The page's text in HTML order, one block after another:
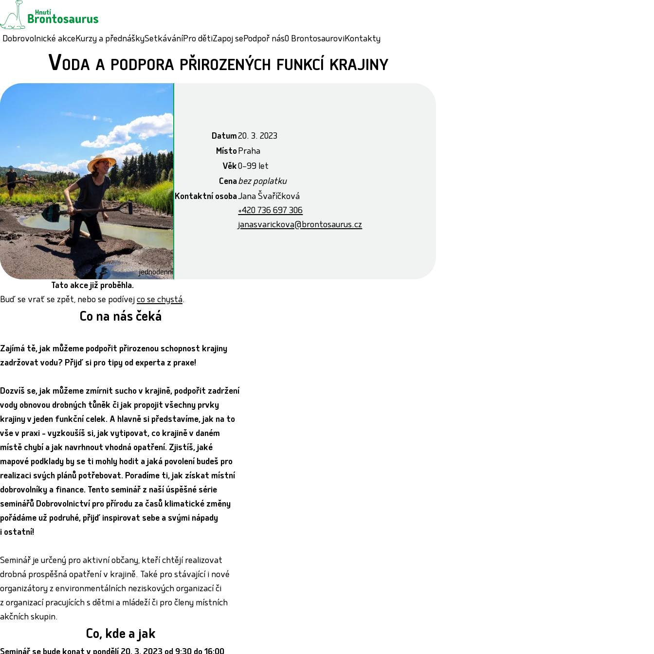
Dobrovolnické akceKurzy a přednáškySetkáváníPro dětiZapoj sePodpoř násO BrontosauroviKontakty
Voda a podpora přirozených funkcí krajiny
jednodenní
Datum20. 3. 2023
MístoPraha
Věk0–99 let
Cenabez poplatku
Kontaktní osobaJana Švaříčková
+420 736 697 306
janasvarickova@brontosaurus.cz
Tato akce již proběhla.
Buď se vrať se zpět, nebo se podívejco se chystá.
Co na nás čeká
Zajímá tě, jak můžeme podpořit přirozenou schopnost krajiny
zadržovat vodu? Přijď si pro tipy od experta z praxe!
Dozvíš se, jak můžeme zmírnit sucho v krajině, podpořit zadržení
vody obnovou drobných tůněk či jak propojit všechny prvky
krajiny v jeden funkční celek. A hlavně si představíme, jak na to
vše v praxi - vyzkoušíš si, jak vytipovat, co krajině v daném
místě chybí a jak navrhnout vhodná opatření. Zjistíš, jaké
mapové podklady by se ti mohly hodit a jaká povolení budeš pro
realizaci svých plánů potřebovat. Poradíme ti, jak získat místní
dobrovolníky a finance. Tento seminář z naší úspěšné série
seminářů Dobrovolnictví pro přírodu za časů klimatické změny
pořádáme už podruhé, přijď inspirovat sebe a svými nápady
i ostatní!
Seminář je určený pro aktivní občany, kteří chtějí realizovat
drobná prospěšná opatření v krajině. Také pro stávající i nové
organizátory z environmentálních neziskových organizací či
z organizací pracujících s dětmi a mládeží či pro členy místních
akčních skupin.
Co, kde a jak